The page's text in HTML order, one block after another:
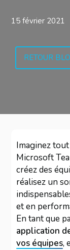
15 février 2021
RETOUR
Imaginez
Microsoft
créez des
réalisez un
et en
En tant que
application
vos équipes,